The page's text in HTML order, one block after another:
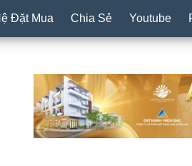
Đặt Mua Chia Sẻ Youtube